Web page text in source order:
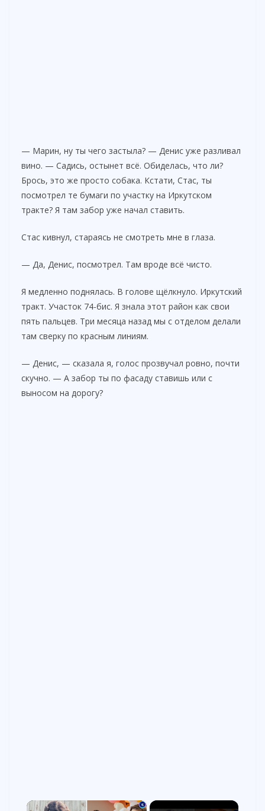
— Марин, ну ты чего застыла? — Денис уже разливал
вино. — Садись, остынет всё. Обиделась, что ли?
Брось, это же просто собака. Кстати, Стас, ты
посмотрел те бумаги по участку на Иркутском
тракте? Я там забор уже начал ставить.
Стас кивнул, стараясь не смотреть мне в глаза.
— Да, Денис, посмотрел. Там вроде всё чисто.
Я медленно поднялась. В голове щёлкнуло. Иркутский
тракт. Участок 74-бис. Я знала этот район как свои
пять пальцев. Три месяца назад мы с отделом делали
там сверку по красным линиям.
— Денис, — сказала я, голос прозвучал ровно, почти
скучно. — А забор ты по фасаду ставишь или с
выносом на дорогу?
×